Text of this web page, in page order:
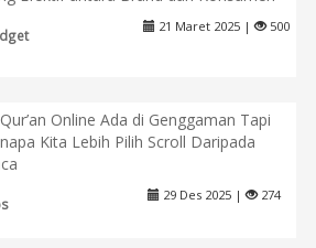
21 Maret 2025 | 500
Online Ada di Genggaman Tapi
Kita Lebih Pilih Scroll Daripada
29 Des 2025 | 274